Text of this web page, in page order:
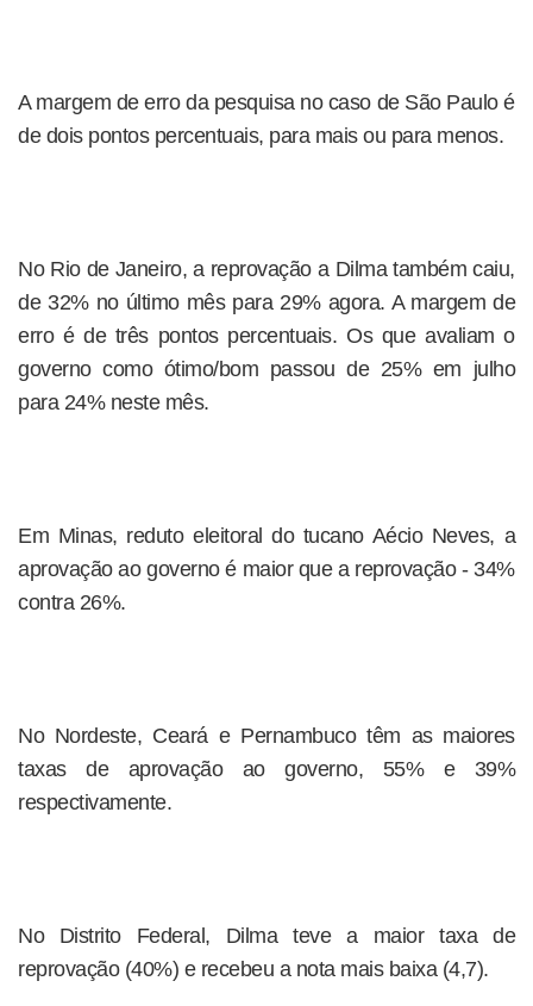
A margem de erro da pesquisa no caso de São Paulo é
de dois pontos percentuais, para mais ou para menos.
No Rio de Janeiro, a reprovação a Dilma também caiu,
de 32% no último mês para 29% agora. A margem de
erro é de três pontos percentuais. Os que avaliam o
governo como ótimo/bom passou de 25% em julho
para 24% neste mês.
Em Minas, reduto eleitoral do tucano Aécio Neves, a
aprovação ao governo é maior que a reprovação - 34%
contra 26%.
No Nordeste, Ceará e Pernambuco têm as maiores
taxas de aprovação ao governo, 55% e 39%
respectivamente.
No Distrito Federal, Dilma teve a maior taxa de
reprovação (40%) e recebeu a nota mais baixa (4,7).